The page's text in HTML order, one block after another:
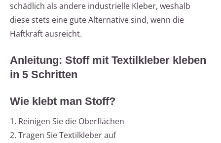
schädlich als andere industrielle Kleber, weshalb
diese stets eine gute Alternative sind, wenn die
Haftkraft ausreicht.
Anleitung: Stoff mit Textilkleber kleben
in 5 Schritten
Wie klebt man Stoff?
1. Reinigen Sie die Oberflächen
2. Tragen Sie Textilkleber auf